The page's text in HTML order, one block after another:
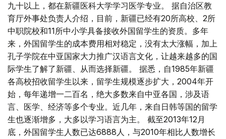
九十以上，都在新疆医科大学学习医学专业。 据自治区教
育厅外事处负责人介绍，目前，新疆已经有20所高校、2所
中职院校和11所中小学具备接收外国留学生的资质。多年
来，外国留学生的成本费用相对稳定，没有太大涨幅，加上
孔子学院在中亚国家大力推广汉语言文化，让越来越多的国
际学生了解了新疆、从而选择新疆。 据悉，自1985年新疆
各高校招收留学生以来，留学生规模逐步扩大，2004年开
始，每年递增一二百名，绝大多数来自中亚各国，涉及语
言、医学、经济等多个专业。近几年，来自日韩等国的留学
生也逐渐增多，大多以学习语言为主。 截至2013年12月
底，外国留学生人数已达6888人，与2010年相比人数增长